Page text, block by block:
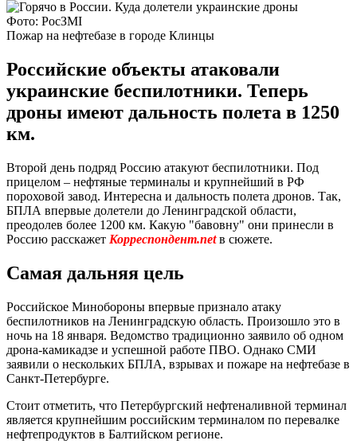
Фото: РосЗМІ
Пожар на нефтебазе в городе Клинцы
Российские объекты атаковали
украинские беспилотники. Теперь
дроны имеют дальность полета в 1250
км.
Второй день подряд Россию атакуют беспилотники. Под
прицелом – нефтяные терминалы и крупнейший в РФ
пороховой завод. Интересна и дальность полета дронов. Так,
БПЛА впервые долетели до Ленинградской области,
преодолев более 1200 км. Какую "бавовну" они принесли в
Россию расскажет Корреспондент.netв сюжете.
Самая дальняя цель
Российское Минобороны впервые признало атаку
беспилотников на Ленинградскую область. Произошло это в
ночь на 18 января. Ведомство традиционно заявило об одном
дрона-камикадзе и успешной работе ПВО. Однако СМИ
заявили о нескольких БПЛА, взрывах и пожаре на нефтебазе в
Санкт-Петербурге.
Стоит отметить, что Петербургский нефтеналивной терминал
является крупнейшим российским терминалом по перевалке
нефтепродуктов в Балтийском регионе.